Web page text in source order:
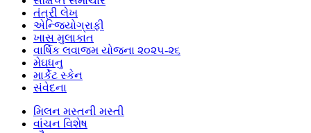
તંત્રી લેખ
એન્જિયોગ્રાફી
ખાસ મુલાકાત
વાર્ષિક લવાજમ યોજના ૨૦૨૫-૨૬
મેઘધનુ
માર્કેટ સ્કેન
સંવેદના
મિલન મસ્તની મસ્તી
વાંચન વિશેષ